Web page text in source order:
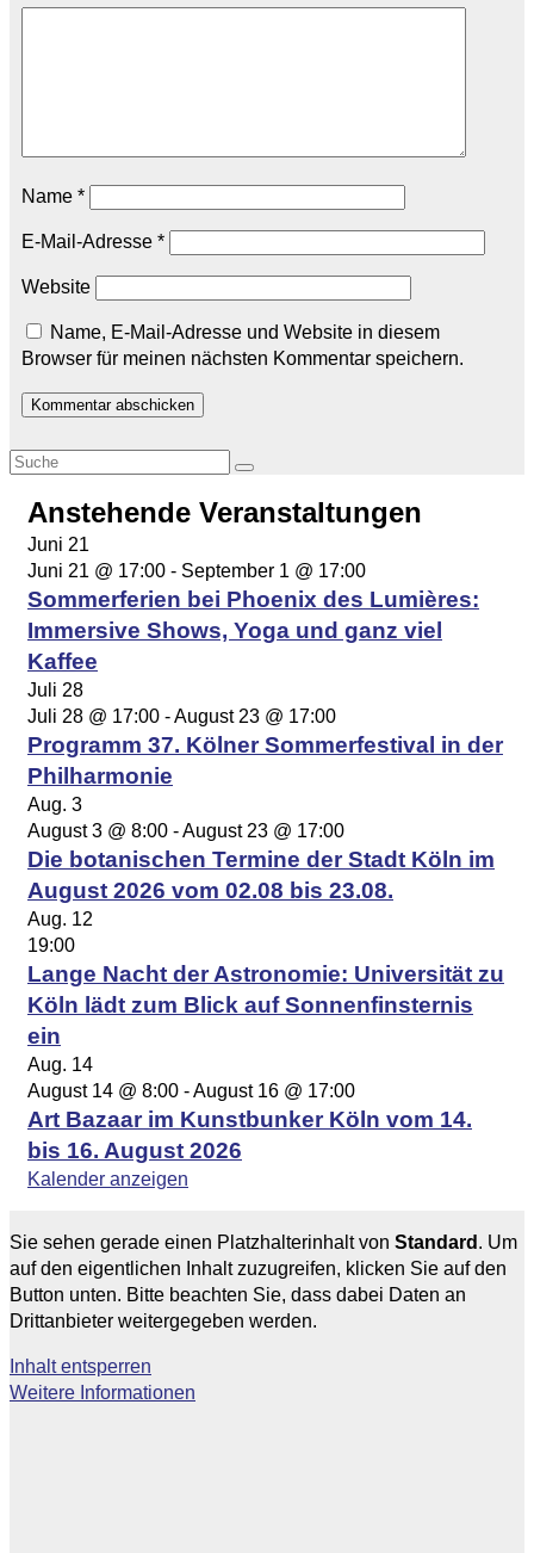
Name *
E-Mail-Adresse *
Website
Name, E-Mail-Adresse und Website in diesem
Browser für meinen nächsten Kommentar speichern.
Anstehende Veranstaltungen
Juni 21
Juni 21 @ 17:00 - September 1 @ 17:00
Sommerferien bei Phoenix des Lumières:
Immersive Shows, Yoga und ganz viel
Kaffee
Juli 28
Juli 28 @ 17:00 -August 23 @ 17:00
Programm 37. Kölner Sommerfestival in der
Philharmonie
Aug. 3
August 3 @ 8:00 -August 23 @ 17:00
Die botanischen Termine der Stadt Köln im
August 2026 vom 02.08 bis 23.08.
Aug. 12
19:00
Lange Nacht der Astronomie: Universität zu
Köln lädt zum Blick auf Sonnenfinsternis
ein
Aug. 14
August 14 @ 8:00 -August 16 @ 17:00
Art Bazaar im Kunstbunker Köln vom 14.
bis 16. August 2026
Kalender anzeigen
Sie sehen gerade einen Platzhalterinhalt von Standard . Um
auf den eigentlichen Inhalt zuzugreifen, klicken Sie auf den
Button unten. Bitte beachten Sie, dass dabei Daten an
Drittanbieter weitergegeben werden.
Inhalt entsperren
Weitere Informationen